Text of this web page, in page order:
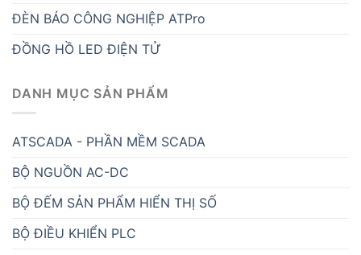
ĐÈN BÁO CÔNG NGHIỆP ATPro
ĐỒNG HỒ LED ĐIỆN TỬ
DANH MỤC SẢN PHẨM
ATSCADA - PHẦN MỀM SCADA
BỘ NGUỒN AC-DC
BỘ ĐẾM SẢN PHẨM HIỂN THỊ SỐ
BỘ ĐIỀU KHIỂN PLC